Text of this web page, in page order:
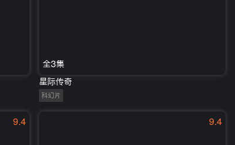
全3集
星际传奇
科幻片
9.4 9.4